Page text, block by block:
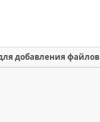
добавления файлов